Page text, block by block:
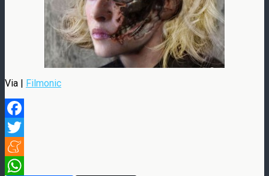
Via | Filmonic
Facebook
Twitter
Meneame